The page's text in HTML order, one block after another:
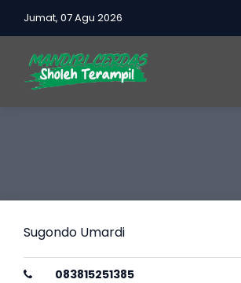
Jumat, 07 Agu 2026
Sugondo Umardi
083815251385